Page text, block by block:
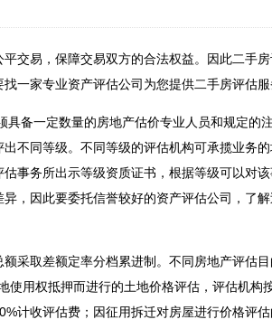
交易，保障交易双方的合法权益。因此二手
一家专业资产评估公司为您提供二手房评估服
备一定数量的房地产估价专业人员和规定的
不同等级。不同等级的评估机构可承揽业务
事务所出示等级资质证书，根据等级可以对
，因此要委托信誉较好的资产评估公司，了
采取差额定率分档累进制。不同房地产评估
用权抵押而进行的土地价格评估，评估机构
计收评估费；因征用拆迁对房屋进行价格评